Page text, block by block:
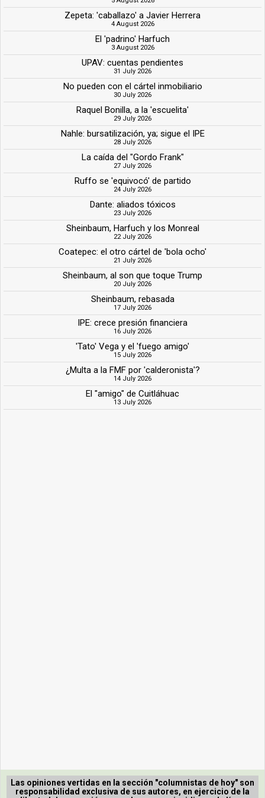
Zepeta: 'caballazo' a Javier Herrera
4 August 2026
El 'padrino' Harfuch
3 August 2026
UPAV: cuentas pendientes
31 July 2026
No pueden con el cártel inmobiliario
30 July 2026
Raquel Bonilla, a la 'escuelita'
29 July 2026
Nahle: bursatilización, ya; sigue el IPE
28 July 2026
La caída del "Gordo Frank"
27 July 2026
Ruffo se 'equivocó' de partido
24 July 2026
Dante: aliados tóxicos
23 July 2026
Sheinbaum, Harfuch y los Monreal
22 July 2026
Coatepec: el otro cártel de 'bola ocho'
21 July 2026
Sheinbaum, al son que toque Trump
20 July 2026
Sheinbaum, rebasada
17 July 2026
IPE: crece presión financiera
16 July 2026
'Tato' Vega y el 'fuego amigo'
15 July 2026
¿Multa a la FMF por 'calderonista'?
14 July 2026
El "amigo" de Cuitláhuac
13 July 2026
Las opiniones vertidas en la sección "columnistas de hoy" son
responsabilidad exclusiva de sus autores, en ejercicio de la